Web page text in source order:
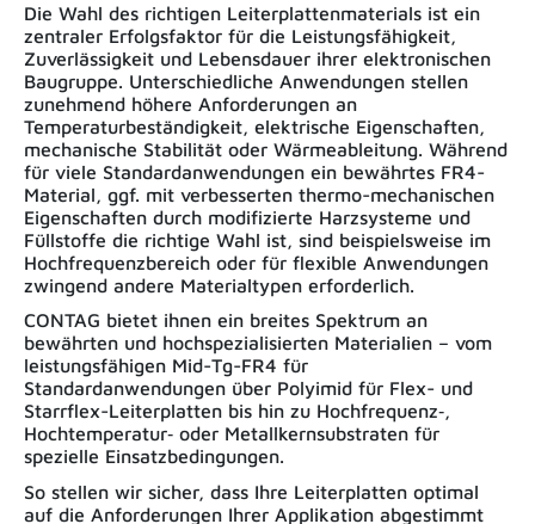
Die Wahl des richtigen Leiterplattenmaterials ist ein
zentraler Erfolgsfaktor für die Leistungsfähigkeit,
Zuverlässigkeit und Lebensdauer ihrer elektronischen
Baugruppe. Unterschiedliche Anwendungen stellen
zunehmend höhere Anforderungen an
Temperaturbeständigkeit, elektrische Eigenschaften,
mechanische Stabilität oder Wärmeableitung. Während
für viele Standardanwendungen ein bewährtes FR4-
Material, ggf. mit verbesserten thermo-mechanischen
Eigenschaften durch modifizierte Harzsysteme und
Füllstoffe die richtige Wahl ist, sind beispielsweise im
Hochfrequenzbereich oder für flexible Anwendungen
zwingend andere Materialtypen erforderlich.
CONTAG bietet ihnen ein breites Spektrum an
bewährten und hochspezialisierten Materialien – vom
leistungsfähigen Mid-Tg-FR4 für
Standardanwendungen über Polyimid für Flex- und
Starrflex-Leiterplatten bis hin zu Hochfrequenz‑,
Hochtemperatur‑ oder Metallkernsubstraten für
spezielle Einsatzbedingungen.
So stellen wir sicher, dass Ihre Leiterplatten optimal
auf die Anforderungen Ihrer Applikation abgestimmt